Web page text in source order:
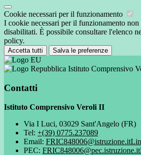
Cookie necessari per il funzionamento
I cookie necessari per il funzionamento non
disabilitati. È possibile consultare l'elenco
policy.
Accetta tutti Salva le preferenze
Istituto Comprensivo
Contatti
Istituto Comprensivo Veroli II
Via I Luci, 03029 Sant'Angelo (FR)
Tel: +(39) 0775.237089
Email: FRIC848006@istruzione.it
PEC: FRIC848006@pec.istruzione.it